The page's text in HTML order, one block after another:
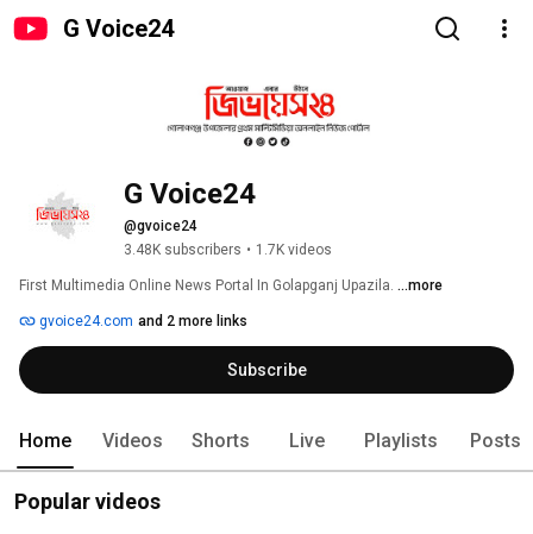
G Voice24
G Voice24
@gvoice24
3.48K subscribers • 1.7K videos
First Multimedia Online News Portal In Golapganj Upazila. ...more
gvoice24.com and 2 more links
Subscribe
Home Videos Shorts Live Playlists Posts
Popular videos